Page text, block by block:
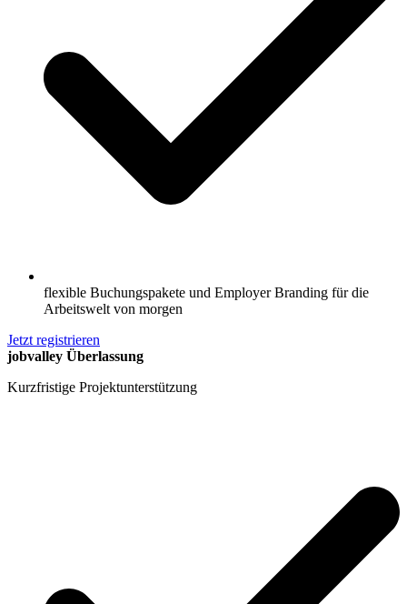
flexible Buchungspakete und Employer Branding für die
Arbeitswelt von morgen
Jetzt registrieren
jobvalley Überlassung
Kurzfristige Projektunterstützung